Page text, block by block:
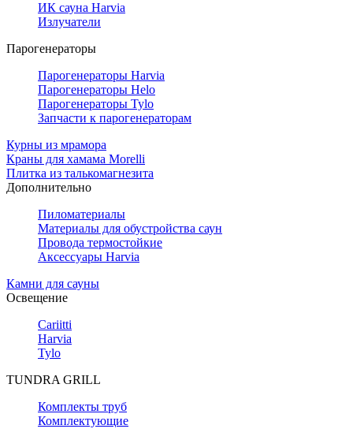
ИК сауна Harvia
Излучатели
Парогенераторы
Парогенераторы Harvia
Парогенераторы Helo
Парогенераторы Tylo
Запчасти к парогенераторам
Курны из мрамора
Краны для хамама Morelli
Плитка из талькомагнезита
Дополнительно
Пиломатериалы
Материалы для обустройства саун
Провода термостойкие
Аксессуары Harvia
Камни для сауны
Освещение
Cariitti
Harvia
Tylo
TUNDRA GRILL
Комплекты труб
Комплектующие